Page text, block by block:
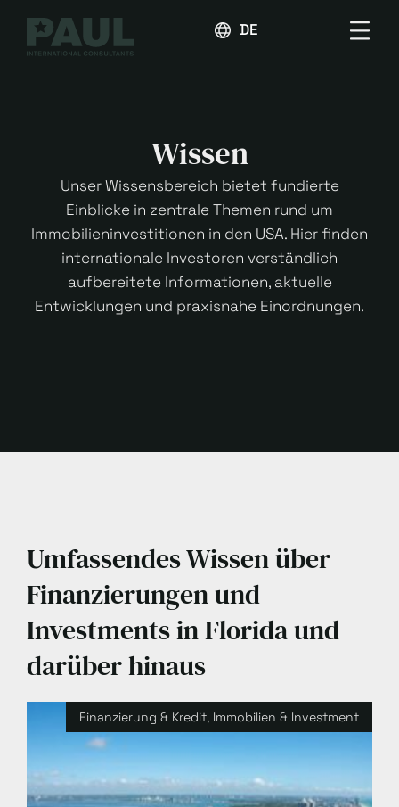
DEUTSCH
Wissen
Unser Wissensbereich bietet fundierte
Einblicke in zentrale Themen rund um
Immobilieninvestitionen in den USA. Hier finden
internationale Investoren verständlich
aufbereitete Informationen, aktuelle
Entwicklungen und praxisnahe Einordnungen.
Umfassendes Wissen über
Finanzierungen und
Investments in Florida und
darüber hinaus
Finanzierung & Kredit, Immobilien & Investment